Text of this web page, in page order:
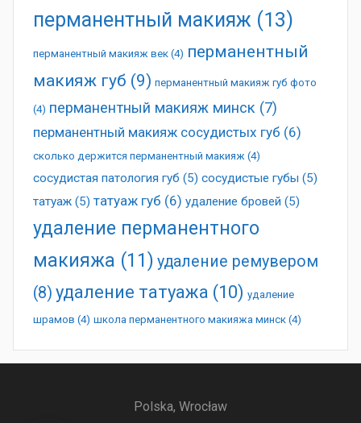
перманентный макияж (13)
перманентный макияж век (4) перманентный
макияж губ (9) перманентный макияж губ фото
(4) перманентный макияж минск (7)
перманентный макияж сосудистых губ (6)
сколько держится перманентный макияж (4)
сосудистая патология губ (5) сосудистые губы (5)
татуаж (5) татуаж губ (6) удаление бровей (5)
удаление перманентного
макияжа (11) удаление ремувером
(8) удаление татуажа (10) удаление
шрамов (4) школа перманентного макияжа минск (4)
Polska, Wrocław